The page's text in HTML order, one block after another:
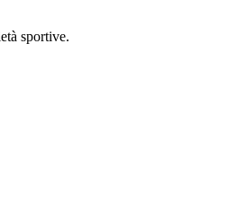
sportive.